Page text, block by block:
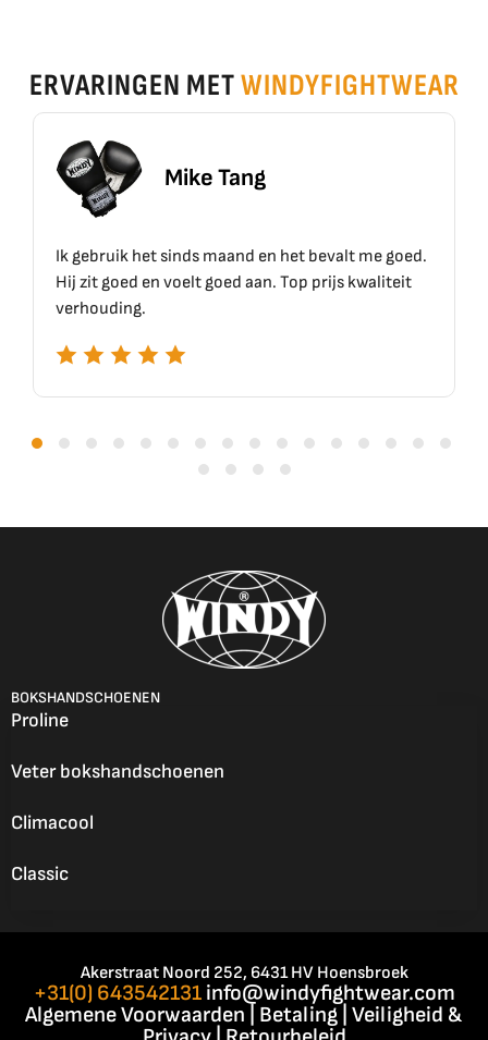
ERVARINGEN METWINDYFIGHTWEAR
het bevalt me goed.
Top prijs kwaliteit
Top materiaal, top kwaliteit!!
BOKSHANDSCHOENEN
Proline
Veter bokshandschoenen
Climacool
Classic
Akerstraat Noord 252, 6431 HV Hoensbroek
+31(0) 643542131info@windyfightwear.com
Algemene Voorwaarden
Betaling Veiligheid &